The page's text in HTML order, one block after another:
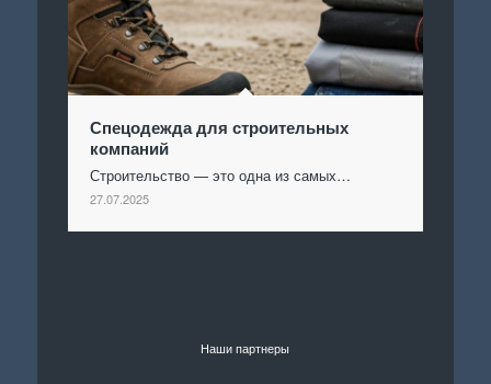
Спецодежда для строительных
компаний
Строительство — это одна из самых…
27.07.2025
Наши партнеры